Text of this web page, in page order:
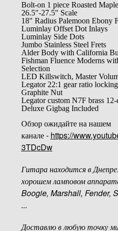
Bolt-on 1 piece Roasted
26.5"-27.5" Scale
18" Radius Palemoon Ebony
Luminlay Offset Dot Inlays
Luminlay Side Dots
Jumbo Stainless Steel Frets
Alder Body with California
Fishman Fluence Moderns
Selection
LED Killswitch, Master
Legator 22:1 gear ratio
Graphite Nut
Legator custom N7F brass
Deluxe Gigbag Included
Обзор ожидайте на нашем
канале - https://
3TDcDw
Гитара находится в
хорошем ламповом
Boogie, Marshall, Fender,
...
Доставлю в любую точку